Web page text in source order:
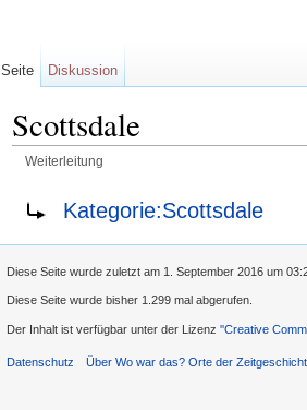
Scottsdale
Weiterleitung
Weiterleitung nach:
Kategorie:Scottsdale
Seite Diskussion
Diese Seite wurde zuletzt am 1. September 2016 um
Diese Seite wurde bisher 1.299 mal abgerufen.
Der Inhalt ist verfügbar unter der Lizenz ''Creative
Datenschutz Über Wo war das? Orte der